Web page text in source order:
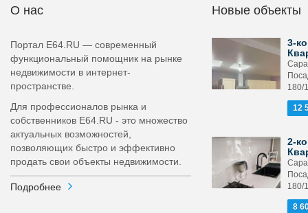
О нас
Портал E64.RU — современный
функциональный помощник на рынке
недвижимости в интернет-
пространстве.
Для профессионалов рынка и
собственников E64.RU - это множество
актуальных возможностей,
позволяющих быстро и эффективно
продать свои объекты недвижимости.
Подробнее
Новые объекты
3-
180/
12
2-
180/
8